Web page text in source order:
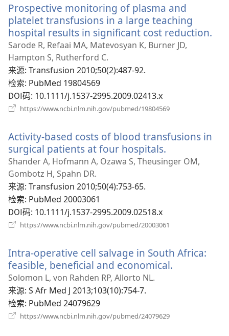
窗
口）
Prospective monitoring of plasma and
platelet transfusions in a large teaching
hospital results in significant cost reduction.
Sarode R, Refaai MA, Matevosyan K, Burner JD,
Hampton S, Rutherford C.
来源‎: Transfusion 2010;50(2):487-92.
检索‎: PubMed 19804569
DOI码‎: 10.1111/j.1537-2995.2009.02413.x
https://www.ncbi.nlm.nih.gov/pubmed/19804569
窗
Activity-based costs of blood transfusions in
surgical patients at four hospitals.
开
Shander A, Hofmann A, Ozawa S, Theusinger OM,
Gombotz H, Spahn DR.
来源‎: Transfusion 2010;50(4):753-65.
检索‎: PubMed 20003061
DOI码‎: 10.1111/j.1537-2995.2009.02518.x
https://www.ncbi.nlm.nih.gov/pubmed/20003061
窗
Intra-operative cell salvage in South Africa:
feasible, beneficial and economical.
Solomon L, von Rahden RP, Allorto NL.
来源‎: S Afr Med J 2013;103(10):754-7.
检索‎: PubMed 24079629
https://www.ncbi.nlm.nih.gov/pubmed/24079629